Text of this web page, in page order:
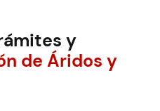
y
de Áridos y